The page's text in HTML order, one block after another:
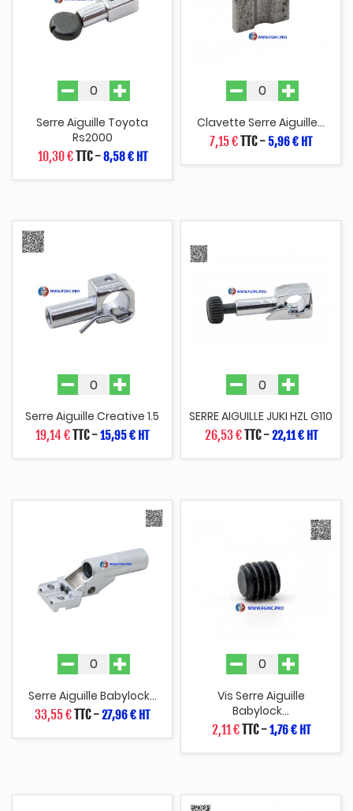
Serre Aiguille Toyota
Rs2000
10,30 €TTC-8,58 € HT
Clavette Serre Aiguille...
7,15 €TTC- 5,96 € HT
Serre Aiguille Creative 1.5
19,14 €TTC-15,95 € HT
SERRE AIGUILLE JUKI HZL G110
26,53 €TTC-22,11 € HT
Serre Aiguille Babylock...
33,55 €TTC-27,96 € HT
Vis Serre Aiguille
Babylock...
2,11 €TTC-1,76 € HT